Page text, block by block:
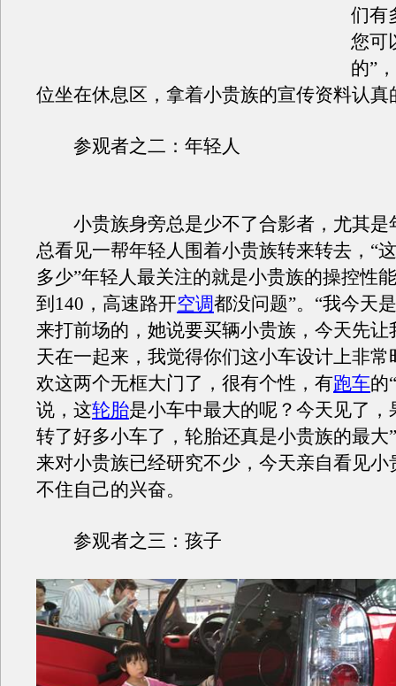
们有
您可
的”
位坐在休息区，拿着小贵族的宣传资料认真
参观者之二：年轻人
小贵族身旁总是少不了合影者，尤其是
总看见一帮年轻人围着小贵族转来转去，“
多少”年轻人最关注的就是小贵族的操控性
到140，高速路开空调都没问题”。“我今天
来打前场的，她说要买辆小贵族，今天先让
天在一起来，我觉得你们这小车设计上非常
欢这两个无框大门了，很有个性，有跑车的
说，这轮胎是小车中最大的呢？今天见了，
转了好多小车了，轮胎还真是小贵族的最大
来对小贵族已经研究不少，今天亲自看见小
不住自己的兴奋。
参观者之三：孩子